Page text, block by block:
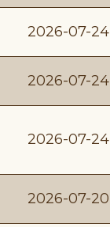
2026-07-24
2026-07-24
2026-07-24
2026-07-20